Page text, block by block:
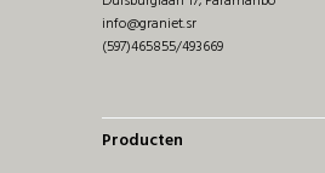
info@graniet.sr
(597)465855/493669
Producten